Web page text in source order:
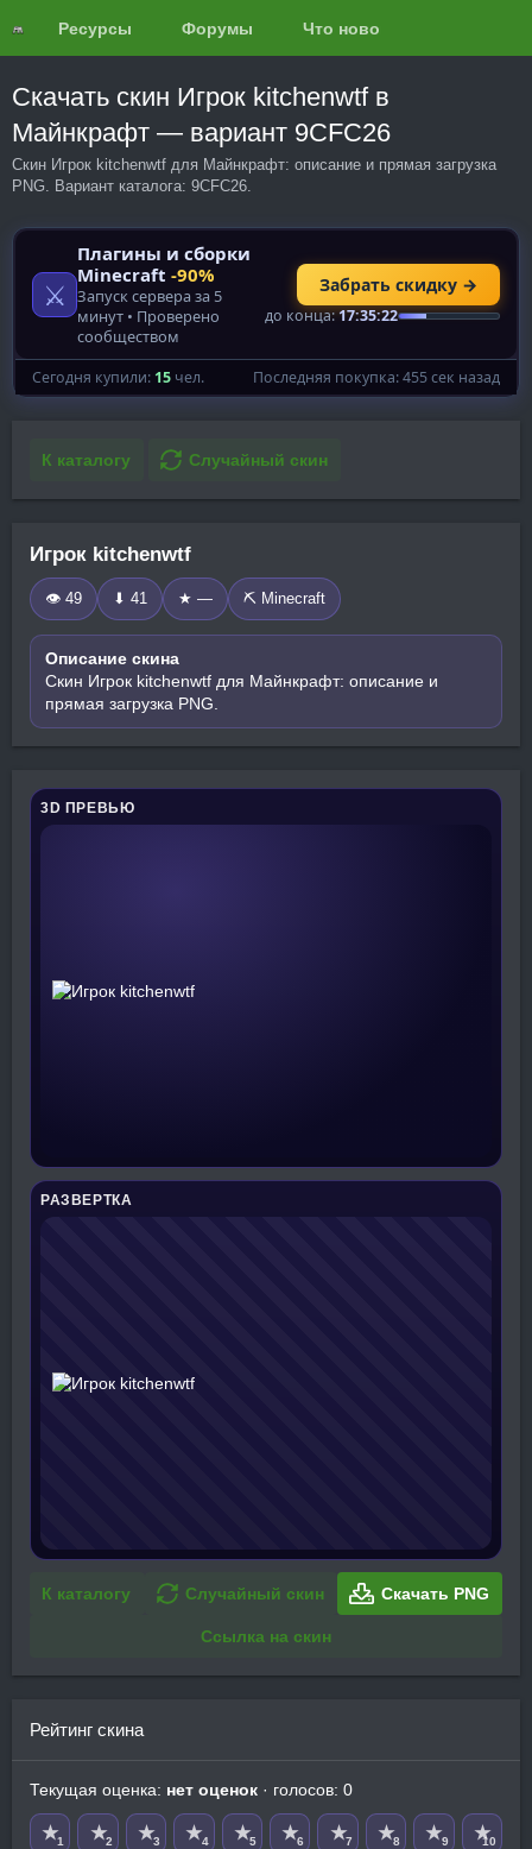
Ресурсы Форумы Что нового?
Скачать скин Игрок kitchenwtf в
Майнкрафт — вариант 9CFC26
Скин Игрок kitchenwtf для Майнкрафт: описание и прямая загрузка
PNG. Вариант каталога: 9CFC26.
К каталогу Случайный скин
Игрок kitchenwtf
👁 49 ⬇ 41 ★ — ⛏️ Minecraft
Описание скина
Скин Игрок kitchenwtf для Майнкрафт: описание и
прямая загрузка PNG.
3D ПРЕВЬЮ
РАЗВЕРТКА
К каталогу Случайный скин Скачать PNG
Ссылка на скин
Рейтинг скина
Текущая оценка: нет оценок · голосов: 0
★1 ★2 ★3 ★4 ★5 ★6 ★7 ★8 ★9 ★10